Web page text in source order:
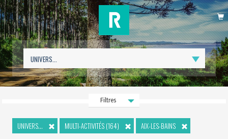
Filtres
UNIVERS... MULTI-ACTIVITÉS (164) AIX-LES-BAINS